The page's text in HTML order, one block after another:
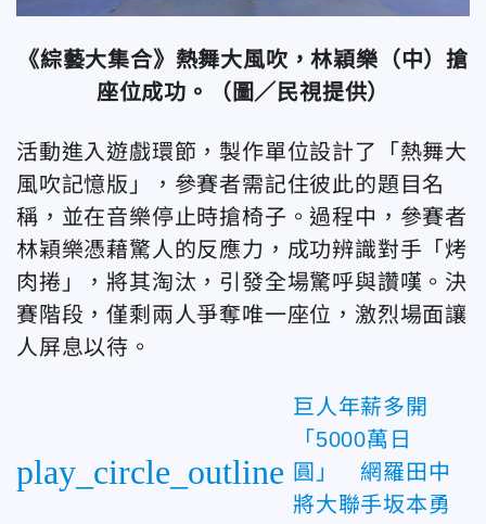
《綜藝大集合》熱舞大風吹，林穎樂（中）搶
座位成功。（圖／民視提供）
活動進入遊戲環節，製作單位設計了「熱舞大
風吹記憶版」，參賽者需記住彼此的題目名
稱，並在音樂停止時搶椅子。過程中，參賽者
林穎樂憑藉驚人的反應力，成功辨識對手「烤
肉捲」，將其淘汰，引發全場驚呼與讚嘆。決
賽階段，僅剩兩人爭奪唯一座位，激烈場面讓
人屏息以待。
play_circle_outline
巨人年薪多開
「5000萬日
圓」 網羅田中
將大聯手坂本勇